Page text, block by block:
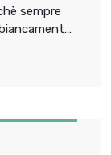
sempre